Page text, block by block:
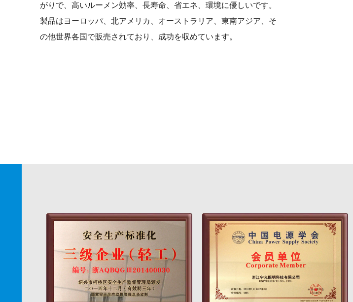
がりで、高いルーメン効率、長寿命、省エネ、環境に優しいです。
製品はヨーロッパ、北アメリカ、オーストラリア、東南アジア、そ
の他世界各国で販売されており、成功を収めています。